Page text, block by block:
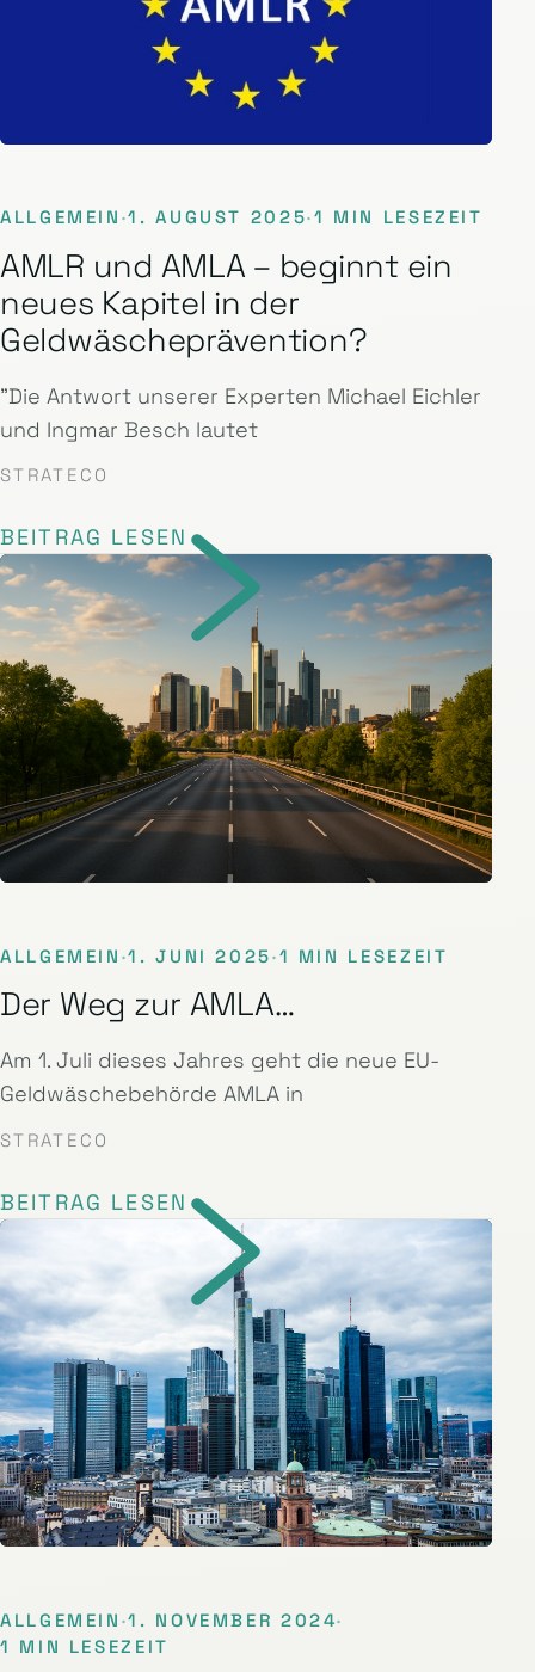
ALLGEMEIN ·1. AUGUST 2025·1 MIN LESEZEIT
AMLR und AMLA – beginnt ein
neues Kapitel in der
Geldwäscheprävention?
"Die Antwort unserer Experten Michael Eichler
und Ingmar Besch lautet
STRATECO
BEITRAG LESEN
ALLGEMEIN ·1. JUNI 2025·1 MIN LESEZEIT
Der Weg zur AMLA…
Am 1. Juli dieses Jahres geht die neue EU-
Geldwäschebehörde AMLA in
STRATECO
BEITRAG LESEN
ALLGEMEIN ·1. NOVEMBER 2024·
1 MIN LESEZEIT